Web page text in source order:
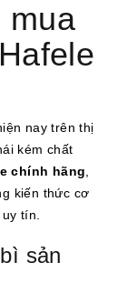
mua
nay trên thị
kém chất
chính hãng,
kiến thức cơ
tín.
sản